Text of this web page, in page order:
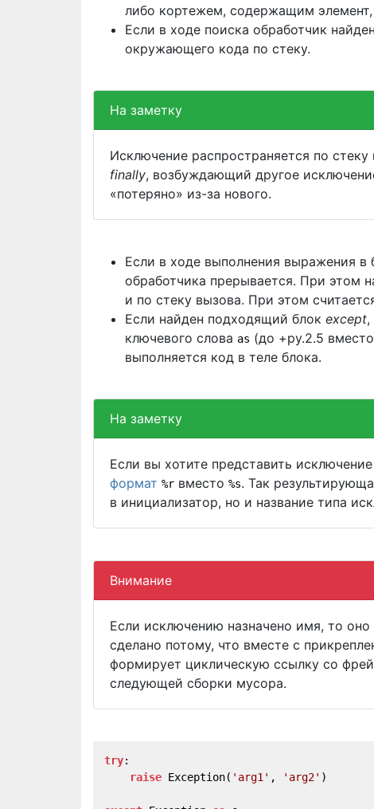
либо кортежем, содержащим
Если в ходе поиска обработчик
окружающего кода по стеку.
На заметку
Исключение распространяется по
finally, возбуждающий другое
«потеряно» из-за нового.
Если в ходе выполнения выражения в
обработчика прерывается. При этом
и по стеку вызова. При этом
Если найден подходящий блок except,
ключевого слова as (до +py.2.5
выполняется код в теле блока.
На заметку
Если вы хотите представить
формат %r вместо %s. Так
в инициализатор, но и название типа
Внимание
Если исключению назначено имя, то
сделано потому, что вместе с
формирует циклическую ссылку со
следующей сборки мусора.
try:
raise Exception( 'arg1' , 'arg2' )